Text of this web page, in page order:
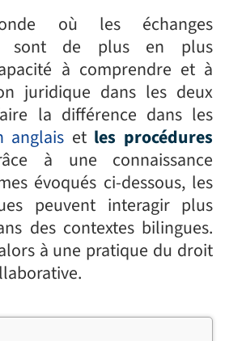
où les échanges
sont de plus en plus
à comprendre et à
juridique dans les deux
la différence dans les
anglais etles procédures
à une connaissance
évoqués ci-dessous, les
peuvent interagir plus
des contextes bilingues.
à une pratique du droit